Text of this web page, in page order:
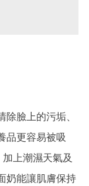
臉上的污垢、
品更容易被吸
上潮濕天氣及
奶能讓肌膚保持